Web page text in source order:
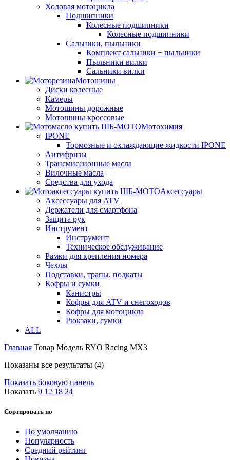
Ходовая мотоцикла
Подшипники
Колесные подшипники
Колесные подшипники
Сальники, пыльники
Комплект сальники + пыльники
Пыльники вилки
Сальники вилки
Мотошины
Диски колесные
Камеры
Мотошины дорожные
Мотошины кроссовые
Мотохимия
IPONE
Тормозные и охлаждающие жидкости IPONE
Антифризы
Трансмиссионные масла
Вилочные масла
Средства для ухода
Аксессуары
Аксессуары для ATV
Держатели для смартфона
Защита рук
Инструмент
Инструмент
Техническое обслуживание
Рамки для крепления номера
Чехлы
Подставки, трапы, подкаты
Кофры и сумки
Канистры
Кофры для ATV и снегоходов
Кофры для мотоцикла
Рюкзаки, сумки
ALL
Главная Товар Модель RYO Racing MX3
Показаны все результаты (4)
Показать боковую панель
Показать 9 12 18 24
Сортировать по
По умолчанию
Популярность
Средний рейтинг